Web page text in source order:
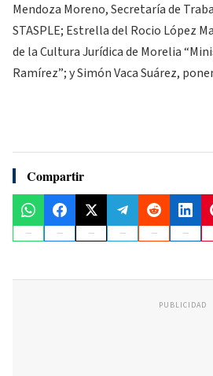
Mendoza Moreno, Secretaría de
STASPLE; Estrella del Rocio López
de la Cultura Jurídica de Morelia
Ramírez”; y Simón Vaca Suárez,
Compartir
PUBLICIDAD